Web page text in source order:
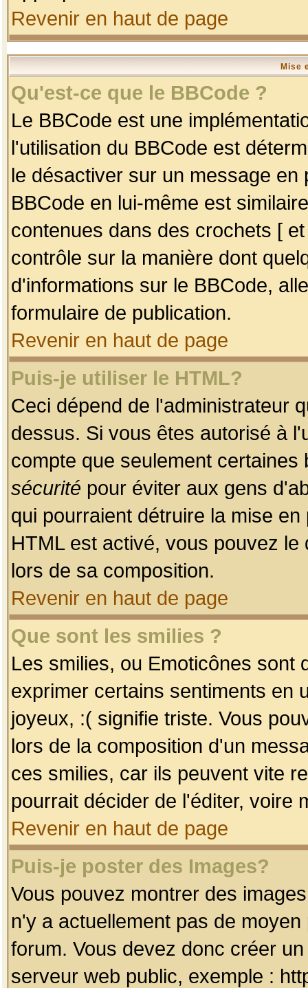
Revenir en haut de page
Mise
Qu'est-ce que le BBCode ?
Le BBCode est une
l'utilisation du BBCode est
le désactiver sur un message
BBCode en lui-même est
contenues dans des crochets [
contrôle sur la manière dont
d'informations sur le BBCode,
formulaire de publication.
Revenir en haut de page
Puis-je utiliser le HTML?
Ceci dépend de l'administrateur
dessus. Si vous êtes autorisé à
compte que seulement
sécurité pour éviter aux gens
qui pourraient détruire la mise
HTML est activé, vous pouvez
lors de sa composition.
Revenir en haut de page
Que sont les smilies ?
Les smilies, ou Emoticônes sont
exprimer certains sentiments en
joyeux, :( signifie triste. Vous
lors de la composition d'un
ces smilies, car ils peuvent vite
pourrait décider de l'éditer, voire
Revenir en haut de page
Puis-je poster des Images?
Vous pouvez montrer des
n'y a actuellement pas de
forum. Vous devez donc créer
serveur web public, exemple :